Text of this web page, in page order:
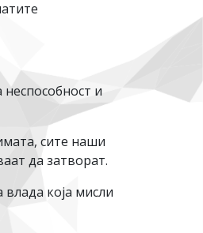
неспособност и
сите наши
да затворат.
која мисли